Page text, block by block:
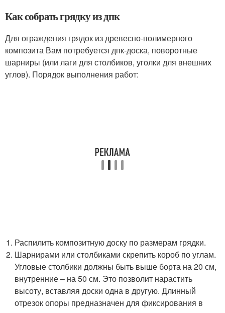
Как собрать грядку из дпк
Для ограждения грядок из древесно-полимерного
композита Вам потребуется дпк-доска, поворотные
шарниры (или лаги для столбиков, уголки для внешних
углов). Порядок выполнения работ:
Распилить композитную доску по размерам грядки.
Шарнирами или столбиками скрепить короб по углам.
Угловые столбики должны быть выше борта на 20 см,
внутренние – на 50 см. Это позволит нарастить
высоту, вставляя доски одна в другую. Длинный
отрезок опоры предназначен для фиксирования в